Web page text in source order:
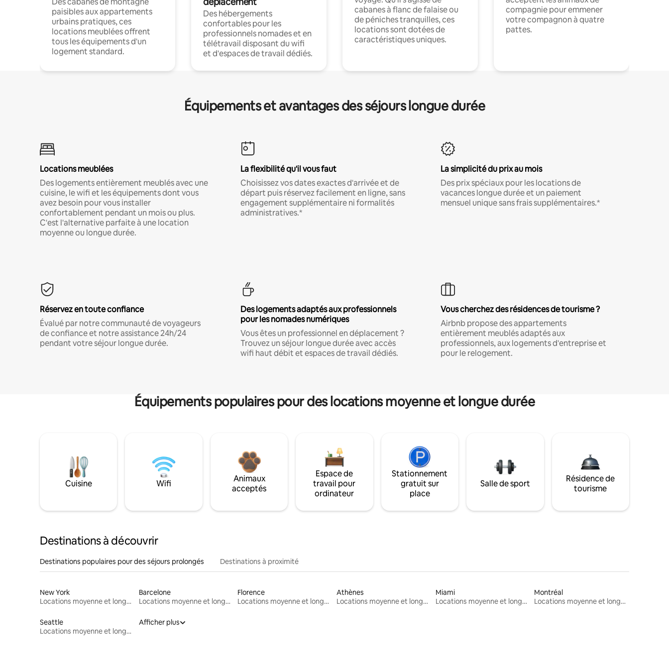
paisibles aux appartements
urbains pratiques, ces
locations meublées offrent
tous les équipements d'un
logement standard.
Des hébergements
confortables pour les
professionnels nomades et en
télétravail disposant du wifi
et d'espaces de travail dédiés.
cabanes à flanc de falaise ou
de péniches tranquilles, ces
locations sont dotées de
caractéristiques uniques.
compagnie pour emmener
votre compagnon à quatre
pattes.
Équipements et avantages des séjours longue durée
Locations meublées
Des logements entièrement meublés avec une
cuisine, le wifi et les équipements dont vous
avez besoin pour vous installer
confortablement pendant un mois ou plus.
C'est l'alternative parfaite à une location
moyenne ou longue durée.
La flexibilité qu'il vous faut
Choisissez vos dates exactes d'arrivée et de
départ puis réservez facilement en ligne, sans
engagement supplémentaire ni formalités
administratives.*
La simplicité du prix au mois
Des prix spéciaux pour les locations de
vacances longue durée et un paiement
mensuel unique sans frais supplémentaires.*
Réservez en toute confiance
Évalué par notre communauté de voyageurs
de confiance et notre assistance 24h/24
pendant votre séjour longue durée.
Des logements adaptés aux professionnels
pour les nomades numériques
Vous êtes un professionnel en déplacement ?
Trouvez un séjour longue durée avec accès
wifi haut débit et espaces de travail dédiés.
Vous cherchez des résidences de tourisme ?
Airbnb propose des appartements
entièrement meublés adaptés aux
professionnels, aux logements d'entreprise et
pour le relogement.
Équipements populaires pour des locations moyenne et longue durée
Cuisine Wifi
Animaux
acceptés
Espace de
travail pour
ordinateur
Stationnement
gratuit sur
place
Salle de sport
Résidence de
tourisme
Destinations à découvrir
Destinations populaires pour des séjours prolongés Destinations à proximité
New York
Locations moyenne et longue durée
Barcelone
Locations moyenne et longue durée
Florence
Locations moyenne et longue durée
Athènes
Locations moyenne et longue durée
Miami
Locations moyenne et longue durée
Montréal
Locations moyenne et longue durée
Seattle
Locations moyenne et longue durée
Afficher plus